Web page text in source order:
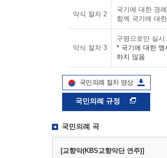
약식 절차 2
국기에 대한 경
함께 국기에 대
약식 절차 3
구령으로만 실시
* 국기에 대한 맹
하지 않음
국민의례 절차 영상
국민의례 규정
국민의례 곡
[교향악(KBS교향악단 연주)]